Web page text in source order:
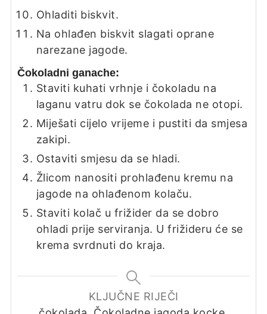
Ohladiti biskvit.
Na ohlađen biskvit slagati oprane
narezane jagode.
Čokoladni ganache:
Staviti kuhati vrhnje i čokoladu na
laganu vatru dok se čokolada ne otopi.
Miješati cijelo vrijeme i pustiti da smjesa
zakipi.
Ostaviti smjesu da se hladi.
Žlicom nanositi prohlađenu kremu na
jagode na ohlađenom kolaču.
Staviti kolač u frižider da se dobro
ohladi prije serviranja. U frižideru će se
krema svrdnuti do kraja.
KLJUČNE RIJEČI